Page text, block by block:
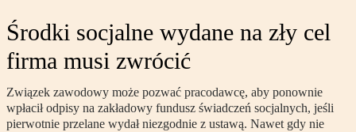
Środki socjalne wydane na zły cel
firma musi zwrócić
Związek zawodowy może pozwać pracodawcę, aby ponownie
wpłacił odpisy na zakładowy fundusz świadczeń socjalnych, jeśli
pierwotnie przelane wydał niezgodnie z ustawą. Nawet gdy nie